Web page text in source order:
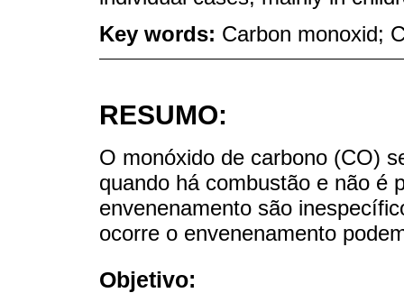
Key words: Carbon monoxid;
RESUMO:
O monóxido de carbono (CO)
quando há combustão e não é
envenenamento são
ocorre o envenenamento
Objetivo: